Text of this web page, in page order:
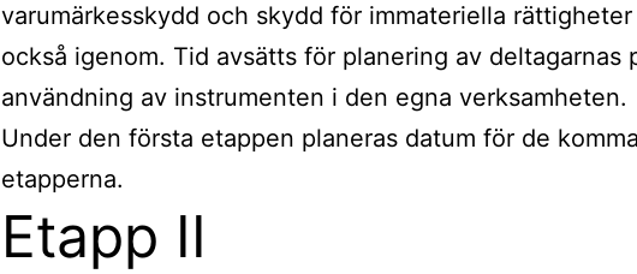
varumärkesskydd och skydd för immateriella rättigheter
också igenom. Tid avsätts för planering av deltagarnas
användning av instrumenten i den egna verksamheten.
Under den första etappen planeras datum för de
etapperna.
Etapp II